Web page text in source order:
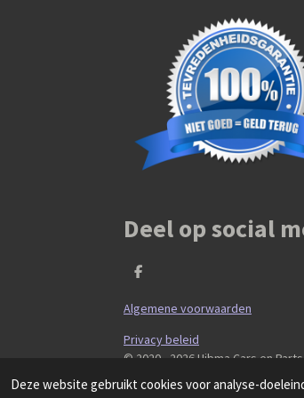
Deze website gebruikt cookies voor analyse-
Deel op social
D
l
e
Algemene voorwaarden
Privacy beleid
© 2020 - 2026 Hibma Cars en Parts